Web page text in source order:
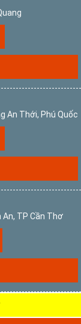
An Thới, Phú Quốc
An, TP Cần Thơ